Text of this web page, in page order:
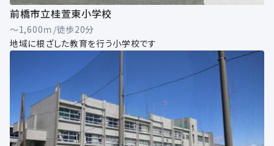
前橋市立桂萱東小学校
～1,600ｍ/徒歩20分
地域に根ざした教育を行う小学校です